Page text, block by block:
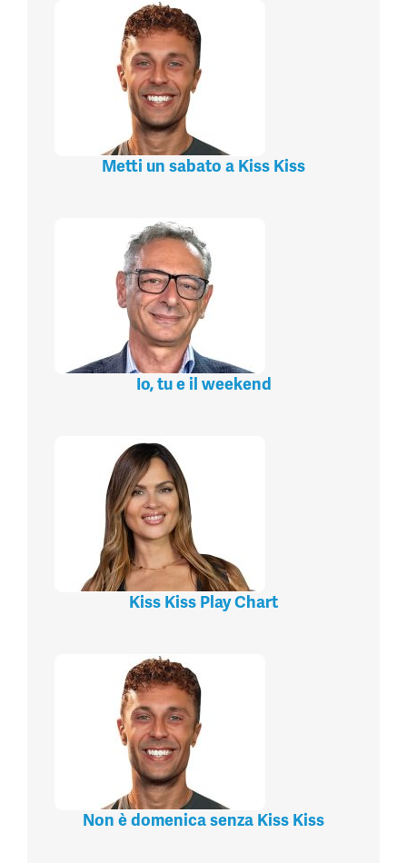
Metti un sabato a Kiss Kiss
Io, tu e il weekend
Kiss Kiss Play Chart
Non è domenica senza Kiss Kiss